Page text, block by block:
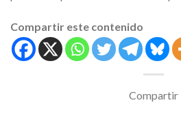
Compartir este contenido
Compartir